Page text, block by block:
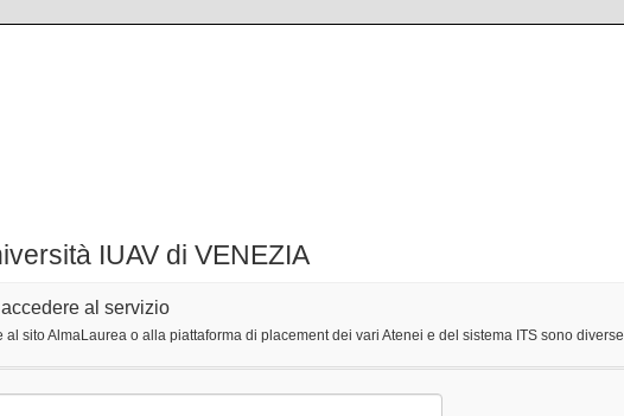
IUAV di VENEZIA
al servizio
sito AlmaLaurea o alla piattaforma di placement dei vari Atenei e del sistema ITS sono diverse